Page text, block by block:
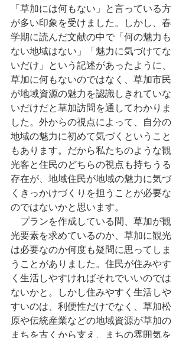
「草加には何もない」と言っている方
が多い印象を受けました。しかし、春
学期に読んだ文献の中で「何の魅力も
ない地域はない」「魅力に気づけてな
いだけ」という記述があったように、
草加に何もないのではなく、草加市民
が地域資源の魅力を認識しきれていな
いだけだと草加訪問を通してわかりま
した。外からの視点によって、自分の
地域の魅力に初めて気づくということ
もあります。だから私たちのような観
光客と住民のどちらの視点も持ちうる
存在が、地域住民が地域の魅力に気づ
くきっかけづくりを担うことが必要な
のではないかと思います。
プランを作成している間、草加が観
光要素を求めているのか、草加に観光
は必要なのか何度も疑問に思ってしま
うことがありました。住民が住みやす
く生活しやすければそれでいいのでは
ないかと。しかし住みやすく生活しや
すいのは、利便性だけでなく、草加松
原や伝統産業などの地域資源が草加の
まちを古くから支え、まちの雰囲気を